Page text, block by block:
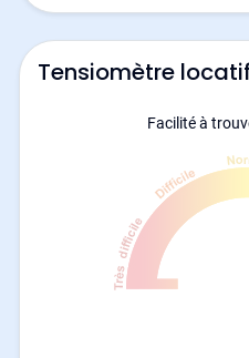
Tensiomètre locatif
Facilité à